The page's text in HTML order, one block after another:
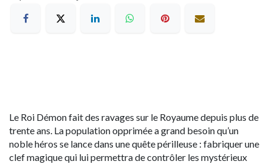
Le Roi Démon fait des ravages sur le Royaume depuis plus de
trente ans. La population opprimée a grand besoin qu’un
noble héros se lance dans une quête périlleuse : fabriquer une
clef magique qui lui permettra de contrôler les mystérieux